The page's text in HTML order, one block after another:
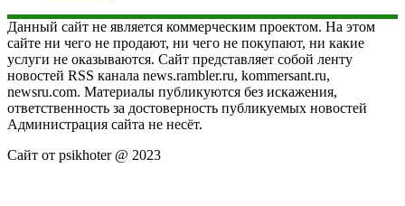
Данный сайт не является коммерческим проектом. На этом
сайте ни чего не продают, ни чего не покупают, ни какие
услуги не оказываются. Сайт представляет собой ленту
новостей RSS канала news.rambler.ru, kommersant.ru,
newsru.com. Материалы публикуются без искажения,
ответственность за достоверность публикуемых новостей
Администрация сайта не несёт.
Сайт от psikhoter @ 2023